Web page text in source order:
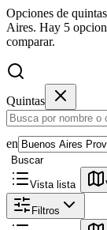
Opciones de
Aires. Hay 5
comparar.
Quintas
en
Buscar
Vista lista
Filtros